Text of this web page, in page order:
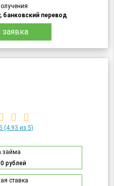
банковский перевод
(4.93 из 5)
займа
рублей
ставка